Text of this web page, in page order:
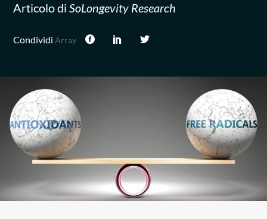
Articolo diSoLongevity Research
CondividiArray